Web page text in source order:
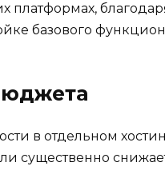
платформах,
базового
в отдельном
существенно